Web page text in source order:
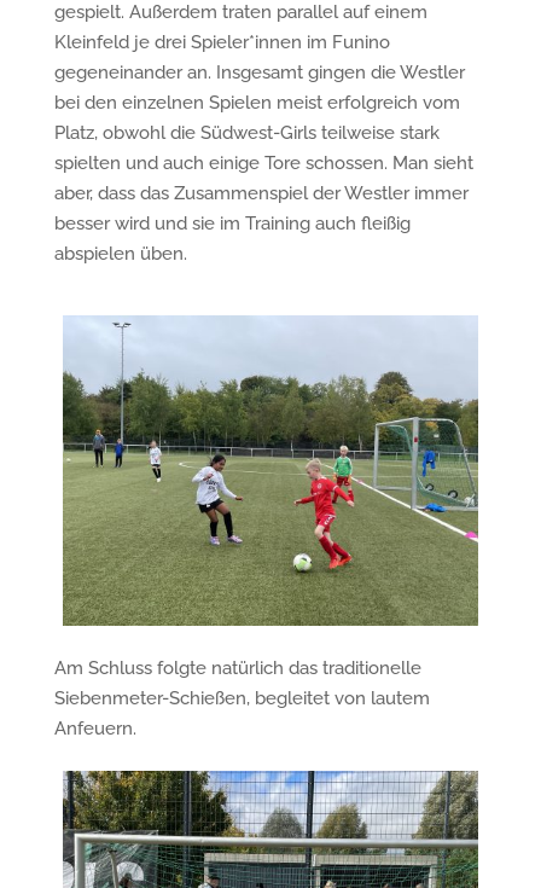
gespielt. Außerdem traten parallel auf einem
Kleinfeld je drei Spieler*innen im Funino
gegeneinander an. Insgesamt gingen die Westler
bei den einzelnen Spielen meist erfolgreich vom
Platz, obwohl die Südwest-Girls teilweise stark
spielten und auch einige Tore schossen. Man sieht
aber, dass das Zusammenspiel der Westler immer
besser wird und sie im Training auch fleißig
abspielen üben.
Am Schluss folgte natürlich das traditionelle
Siebenmeter-Schießen, begleitet von lautem
Anfeuern.